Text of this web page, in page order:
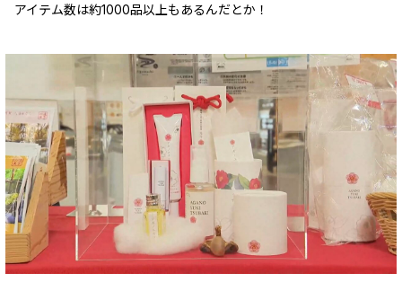
アイテム数は約1000品以上もあるんだとか！